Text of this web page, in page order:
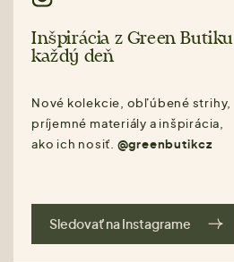
Inšpirácia z Green Butiku
každý deň
Nové kolekcie, obľúbené strihy,
príjemné materiály a inšpirácia,
ako ich nosiť. @greenbutikcz
Sledovať na Instagrame